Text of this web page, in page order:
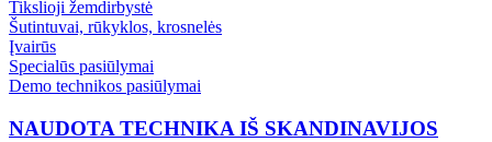
Tikslioji žemdirbystė
Šutintuvai, rūkyklos, krosnelės
Įvairūs
Specialūs pasiūlymai
Demo technikos pasiūlymai
NAUDOTA TECHNIKA IŠ SKANDINAVIJOS